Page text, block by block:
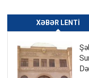
XƏBƏR LENTI